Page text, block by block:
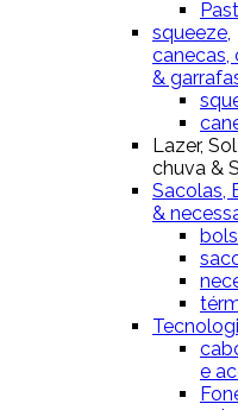
squeeze,
canecas,
&
Lazer, Sol,
chuva &
Sacolas,
&
e